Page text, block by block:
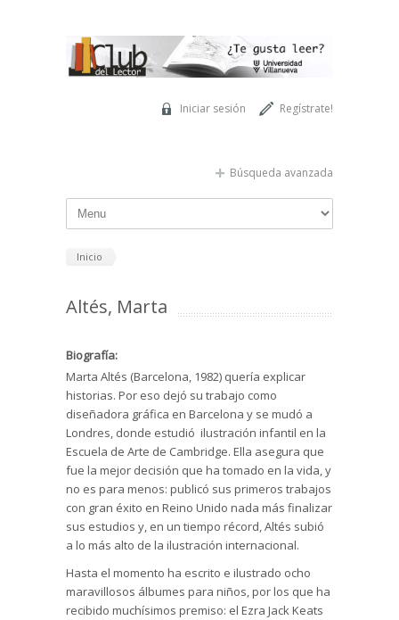
Regístrate!
Iniciar sesión
Búsqueda avanzada
Inicio
Altés, Marta
Biografía:
Marta Altés (Barcelona, 1982) quería explicar
historias. Por eso dejó su trabajo como
diseñadora gráfica en Barcelona y se mudó a
Londres, donde estudió ilustración infantil en la
Escuela de Arte de Cambridge. Ella asegura que
fue la mejor decisión que ha tomado en la vida, y
no es para menos: publicó sus primeros trabajos
con gran éxito en Reino Unido nada más finalizar
sus estudios y, en un tiempo récord, Altés subió
a lo más alto de la ilustración internacional.
Hasta el momento ha escrito e ilustrado ocho
maravillosos álbumes para niños, por los que ha
recibido muchísimos premiso: el Ezra Jack Keats